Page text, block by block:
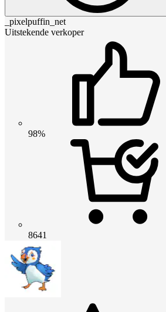
_pixelpuffin_net
Uitstekende verkoper
98%
8641